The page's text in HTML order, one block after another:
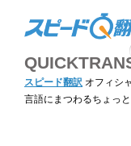
スピード翻訳 オフィシ
言語にまつわるちょっ